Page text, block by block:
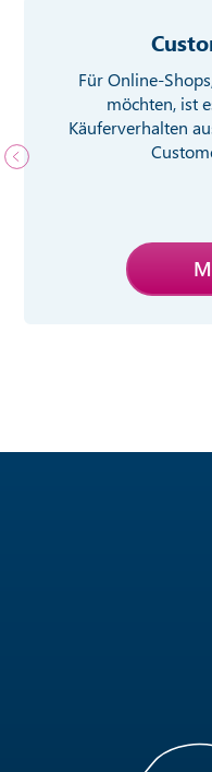
Für Online-
möchten, ist
Käuferverhalten